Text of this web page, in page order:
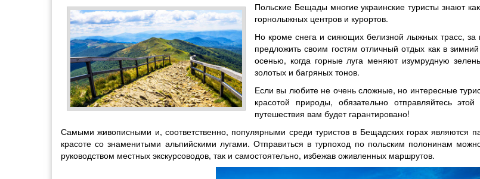
Польские Бещады многие украинские туристы знают
горнолыжных центров и курортов.
Но кроме снега и сияющих белизной лыжных трасс,
предложить своим гостям отличный отдых как в
осенью, когда горные луга меняют изумрудную
золотых и багряных тонов.
Если вы любите не очень сложные, но интересные
красотой природы, обязательно отправляйтесь
путешествия вам будет гарантировано!
Самыми живописными и, соответственно, популярными среди туристов в Бещадских горах являются
красоте со знаменитыми альпийскими лугами. Отправиться в турпоход по польским полонинам
руководством местных экскурсоводов, так и самостоятельно, избежав оживленных маршрутов.